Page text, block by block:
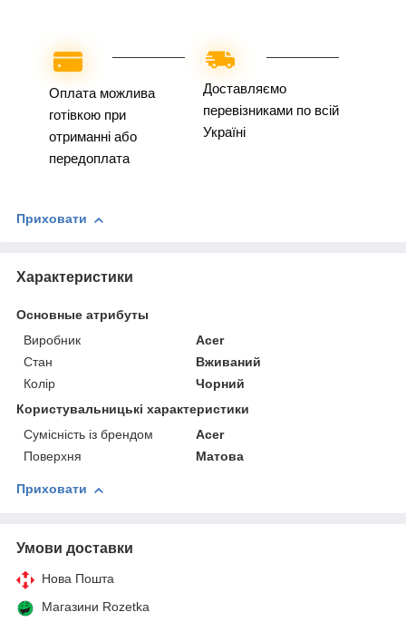
Оплата можлива
готівкою при
отриманні або
передоплата
Доставляємо
перевізниками по всій
Україні
Приховати
Характеристики
Основные атрибуты
Виробник
Acer
Стан
Вживаний
Колір
Чорний
Користувальницькі характеристики
Сумісність із брендом
Acer
Поверхня
Матова
Приховати
Умови доставки
Нова Пошта
Магазини Rozetka